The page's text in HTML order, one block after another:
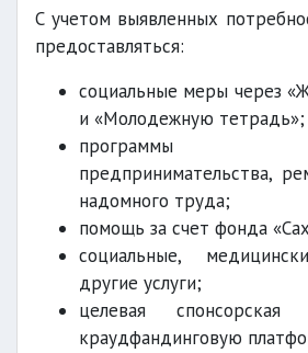
С учетом выявленных
предоставляться:
социальные меры через
и «Молодежную тетрадь»;
программы
предпринимательства,
надомного труда;
помощь за счет фонда
социальные,
другие услуги;
целевая
краудфандинговую